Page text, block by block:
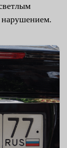
нарушением.